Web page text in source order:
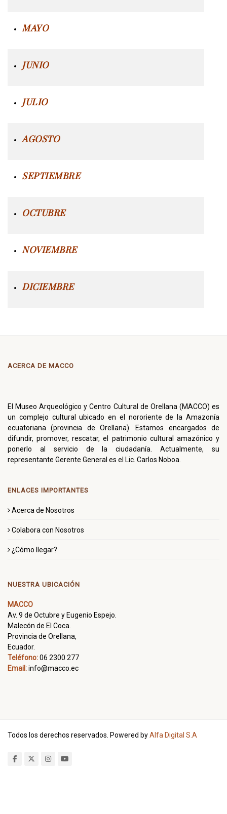
MAYO
JUNIO
JULIO
AGOSTO
SEPTIEMBRE
OCTUBRE
NOVIEMBRE
DICIEMBRE
ACERCA DE MACCO
El Museo Arqueológico y Centro Cultural de Orellana (MACCO) es
un complejo cultural ubicado en el nororiente de la Amazonía
ecuatoriana (provincia de Orellana). Estamos encargados de
difundir, promover, rescatar, el patrimonio cultural amazónico y
ponerlo al servicio de la ciudadanía. Actualmente, su
representante Gerente General es el Lic. Carlos Noboa.
ENLACES IMPORTANTES
Acerca de Nosotros
Colabora con Nosotros
¿Cómo llegar?
NUESTRA UBICACIÓN
MACCO
Av. 9 de Octubre y Eugenio Espejo.
Malecón de El Coca.
Provincia de Orellana,
Ecuador.
Teléfono:06 2300 277
Email:info@macco.ec
Todos los derechos reservados. Powered byAlfa Digital S.A